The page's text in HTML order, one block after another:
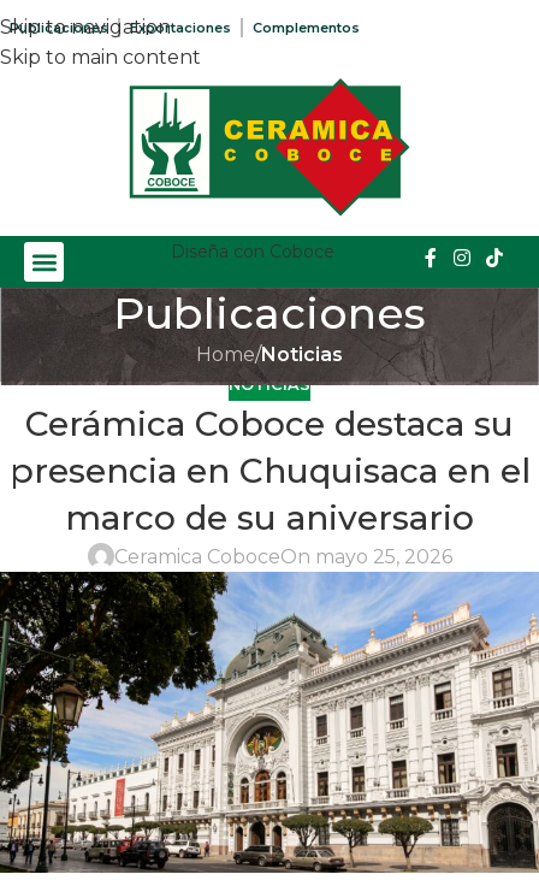
Skip to navigation
Skip to main content
Publicaciones Exportaciones Complementos
Diseña con Coboce
Publicaciones
Home/Noticias
NOTICIAS
Cerámica Coboce destaca su
presencia en Chuquisaca en el
marco de su aniversario
Ceramica CoboceOn mayo 25, 2026